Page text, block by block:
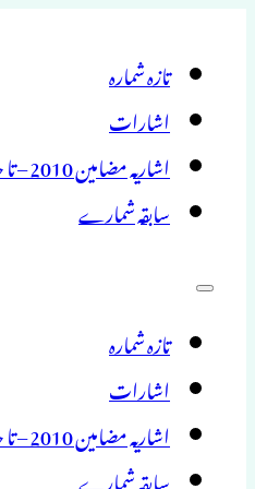
تازہ شمارہ
اشارات
اشاریہ مضامین 2010 – تا حال
سابقہ شمارے
تازہ شمارہ
اشارات
اشاریہ مضامین 2010 – تا حال
سابقہ شمارے